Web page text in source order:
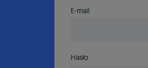
E-mail
Hasło